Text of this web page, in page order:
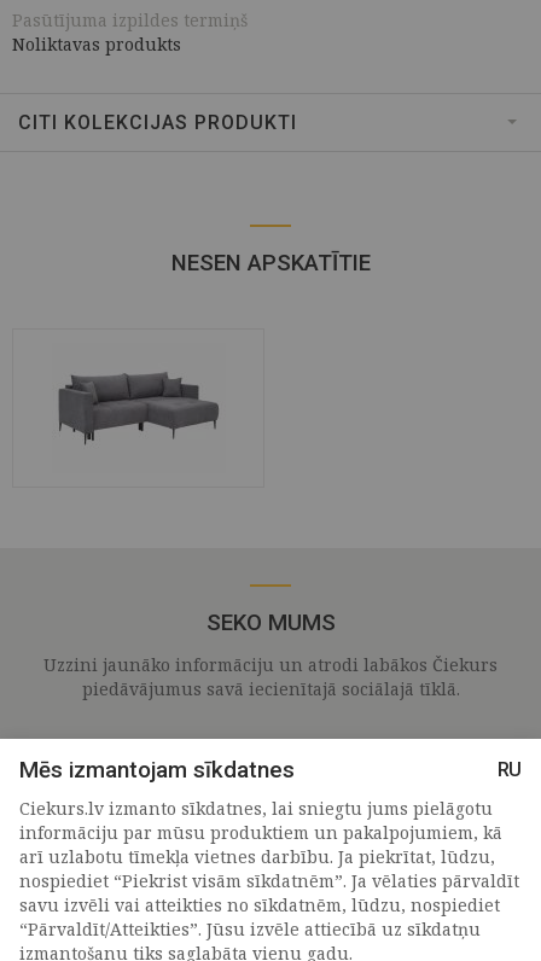
Pasūtījuma izpildes termiņš
Noliktavas produkts
CITI KOLEKCIJAS PRODUKTI
NESEN APSKATĪTIE
SEKO MUMS
Uzzini jaunāko informāciju un atrodi labākos Čiekurs
piedāvājumus savā iecienītajā sociālajā tīklā.
PIETEIKTIES MŪSU JAUNUMIEM
Mēs izmantojam sīkdatnes
RU
Ciekurs.lv izmanto sīkdatnes, lai sniegtu jums pielāgotu
informāciju par mūsu produktiem un pakalpojumiem, kā
arī uzlabotu tīmekļa vietnes darbību. Ja piekrītat, lūdzu,
nospiediet “Piekrist visām sīkdatnēm”. Ja vēlaties pārvaldīt
savu izvēli vai atteikties no sīkdatnēm, lūdzu, nospiediet
“Pārvaldīt/Atteikties”. Jūsu izvēle attiecībā uz sīkdatņu
izmantošanu tiks saglabāta vienu gadu.